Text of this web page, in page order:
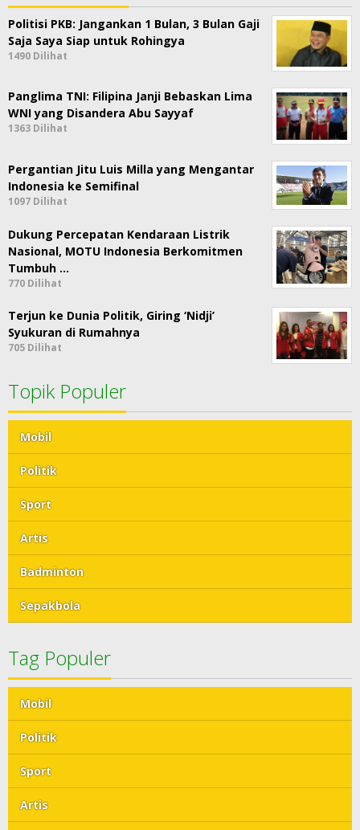
Politisi PKB: Jangankan 1 Bulan, 3 Bulan Gaji
Saja Saya Siap untuk Rohingya
1490 Dilihat
Panglima TNI: Filipina Janji Bebaskan Lima
WNI yang Disandera Abu Sayyaf
1363 Dilihat
Pergantian Jitu Luis Milla yang Mengantar
Indonesia ke Semifinal
1097 Dilihat
Dukung Percepatan Kendaraan Listrik
Nasional, MOTU Indonesia Berkomitmen
Tumbuh …
770 Dilihat
Terjun ke Dunia Politik, Giring ‘Nidji’
Syukuran di Rumahnya
705 Dilihat
Topik Populer
Mobil
Politik
Sport
Artis
Badminton
Sepakbola
Tag Populer
Mobil
Politik
Sport
Artis